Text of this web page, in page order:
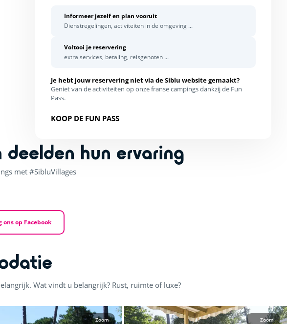
Informeer jezelf en plan vooruit
Dienstregelingen, activiteiten in de omgeving ...
Voltooi je reservering
extra services, betaling, reisgenoten ...
Je hebt jouw reservering niet via de Siblu website gemaakt?
Geniet van de activiteiten op onze franse campings dankzij de Fun
Pass.
KOOP DE FUN PASS
hun ervaring
met #SibluVillages
ons op Facebook
Wat vindt u belangrijk? Rust, ruimte of luxe?
Zoom Zoom